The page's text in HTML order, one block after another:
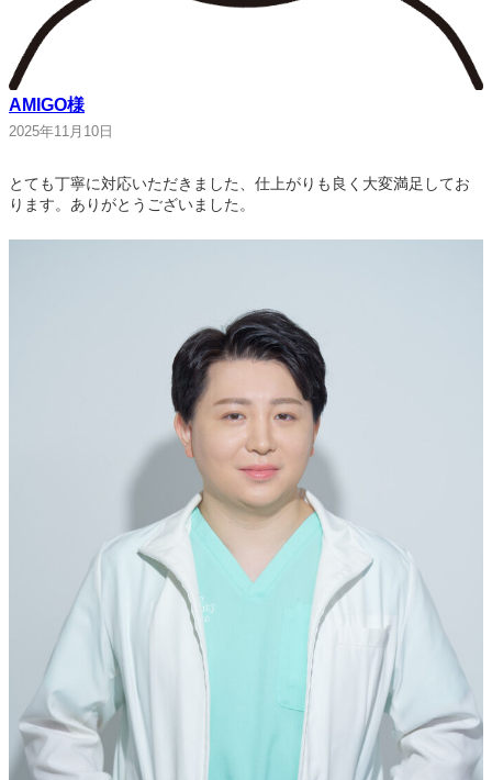
AMIGO様
2025年11月10日
とても丁寧に対応いただきました、仕上がりも良く大変満足してお
ります。ありがとうございました。